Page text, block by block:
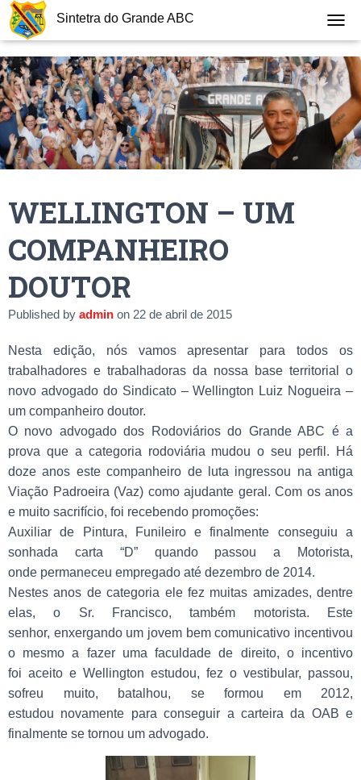
Sintetra do Grande ABC
G
G
L
E
N
A
V
I
WELLINGTON – UM
COMPANHEIRO
DOUTOR
Published by admin on 22 de abril de 2015
Nesta edição, nós vamos apresentar para todos os
trabalhadores e trabalhadoras da nossa base territorial o
novo advogado do Sindicato – Wellington Luiz Nogueira –
um companheiro doutor.
O novo advogado dos Rodoviários do Grande ABC é a
prova que a categoria rodoviária mudou o seu perfil. Há
doze anos este companheiro de luta ingressou na antiga
Viação Padroeira (Vaz) como ajudante geral. Com os anos
e muito sacrifício, foi recebendo promoções:
Auxiliar de Pintura, Funileiro e finalmente conseguiu a
sonhada carta “D” quando passou a Motorista,
onde permaneceu empregado até dezembro de 2014.
Nestes anos de categoria ele fez muitas amizades, dentre
elas, o Sr. Francisco, também motorista. Este
senhor, enxergando um jovem bem comunicativo incentivou
o mesmo a fazer uma faculdade de direito, o incentivo
foi aceito e Wellington estudou, fez o vestibular, passou,
sofreu muito, batalhou, se formou em 2012,
estudou novamente para conseguir a carteira da OAB e
finalmente se tornou um advogado.